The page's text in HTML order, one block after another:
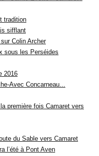
tradition
sifflant
Colin Archer
sous les Perséides
2016
Avec Concarneau...
première fois Camaret vers
du Sable vers Camaret
l’été à Pont Aven